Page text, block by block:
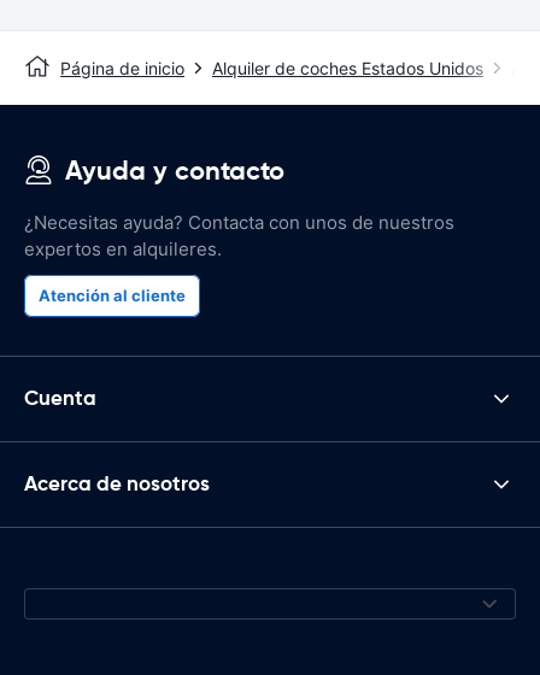
Página de inicio Alquiler de coches Estados Unidos
Ayuda y contacto
¿Necesitas ayuda? Contacta con unos de nuestros
expertos en alquileres.
Atención al cliente
Cuenta
Acerca de nosotros